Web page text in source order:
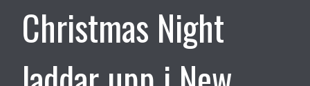
Christmas Night